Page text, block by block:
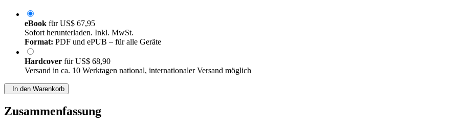
eBook fürUS$ 67,95
Sofort herunterladen. Inkl. MwSt.
Format: PDF und ePUB – für alle Geräte
Hardcover fürUS$ 68,90
Versand in ca. 10 Werktagen national, internationaler Versand möglich
In den Warenkorb
Zusammenfassung